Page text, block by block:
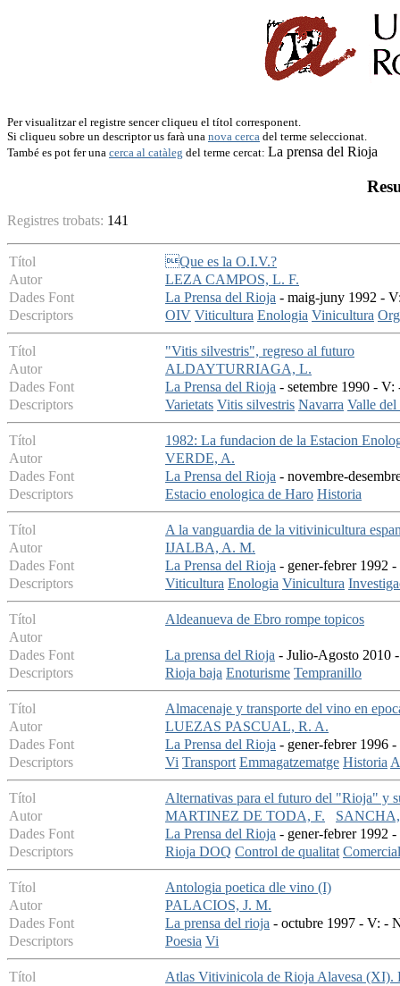
Per visualitzar el registre sencer cliqueu el títol corresponent.
Si cliqueu sobre un descriptor us farà una nova cerca del terme seleccionat.
També es pot fer una cerca al catàleg del terme cercat: La prensa del Rioja
Registres trobats: 141
Títol
Que es la O.I.V.?
Autor
LEZA CAMPOS, L. F.
Dades Font
La Prensa del Rioja - maig-juny 1992 -
Descriptors
OIV Viticultura Enologia Vinicultura
Títol
"Vitis silvestris", regreso al futuro
Autor
ALDAYTURRIAGA, L.
Dades Font
La Prensa del Rioja - setembre 1990 -
Descriptors
Varietats Vitis silvestris Navarra Valle del
Títol
1982: La fundacion de la Estacion
Autor
VERDE, A.
Dades Font
La Prensa del Rioja - novembre-
Descriptors
Estacio enologica de Haro Historia
Títol
A la vanguardia de la vitivinicultura
Autor
IJALBA, A. M.
Dades Font
La Prensa del Rioja - gener-febrer 1992
Descriptors
Viticultura Enologia Vinicultura
Títol
Aldeanueva de Ebro rompe topicos
Autor
Dades Font
La prensa del Rioja - Julio-Agosto 2010
Descriptors
Rioja baja Enoturisme Tempranillo
Títol
Almacenaje y transporte del vino en
Autor
LUEZAS PASCUAL, R. A.
Dades Font
La Prensa del Rioja - gener-febrer 1996
Descriptors
Vi Transport Emmagatzematge Historia
Títol
Alternativas para el futuro del "Rioja" y
Autor
MARTINEZ DE TODA, F.
Dades Font
La Prensa del Rioja - gener-febrer 1992
Descriptors
Rioja DOQ Control de qualitat
Títol
Antologia poetica dle vino (I)
Autor
PALACIOS, J. M.
Dades Font
La prensa del rioja - octubre 1997 - V: -
Descriptors
Poesia Vi
Títol
Atlas Vitivinicola de Rioja Alavesa (XI).